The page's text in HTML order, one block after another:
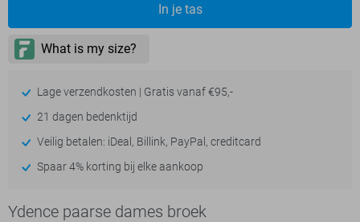
In je tas
Lage verzendkosten | Gratis vanaf €95,-
21 dagen bedenktijd
Veilig betalen: iDeal, Billink, PayPal, creditcard
Spaar 4% korting bij elke aankoop
Ydence paarse dames broek